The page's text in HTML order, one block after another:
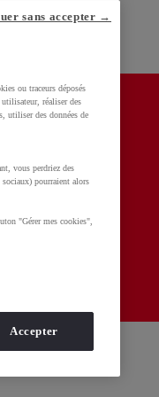
ou traceurs déposés
réaliser des
utiliser des données de
vous perdriez des
pourraient alors
"Gérer mes cookies",
sans accepter →
Accepter